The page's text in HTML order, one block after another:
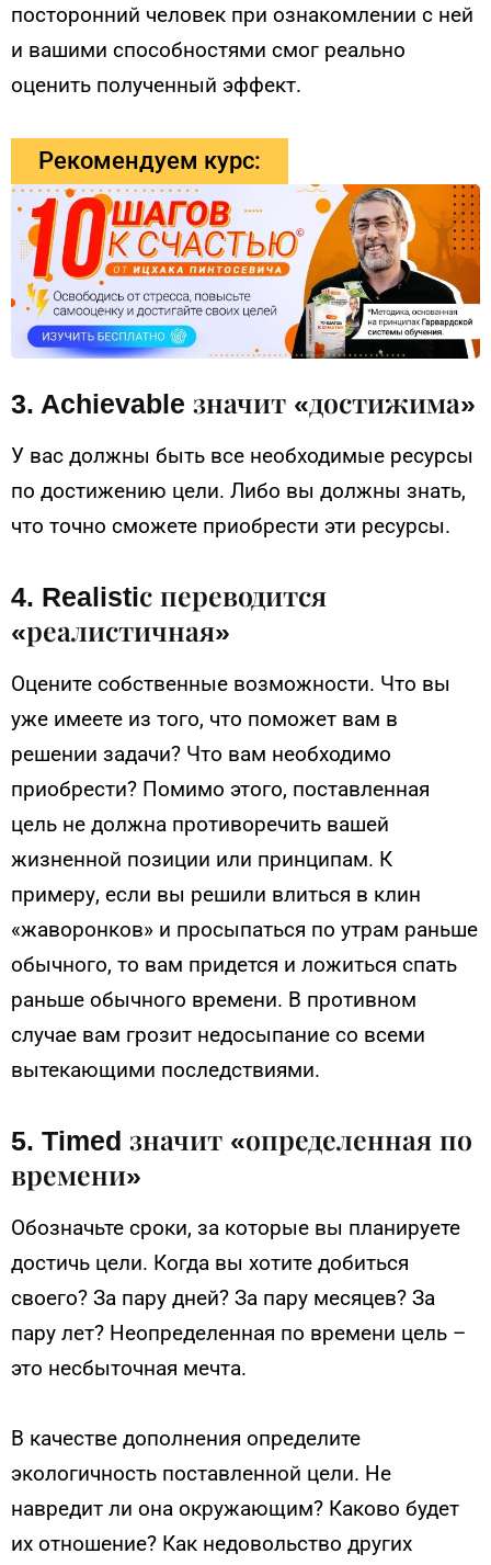
посторонний человек при ознакомлении с ней
и вашими способностями смог реально
оценить полученный эффект.
Рекомендуем курс:
3. Achievable значит «достижима»
У вас должны быть все необходимые ресурсы
по достижению цели. Либо вы должны знать,
что точно сможете приобрести эти ресурсы.
4. Realistiс переводится
«реалистичная»
Оцените собственные возможности. Что вы
уже имеете из того, что поможет вам в
решении задачи? Что вам необходимо
приобрести? Помимо этого, поставленная
цель не должна противоречить вашей
жизненной позиции или принципам. К
примеру, если вы решили влиться в клин
«жаворонков» и просыпаться по утрам раньше
обычного, то вам придется и ложиться спать
раньше обычного времени. В противном
случае вам грозит недосыпание со всеми
вытекающими последствиями.
5. Timed значит «определенная по
времени»
Обозначьте сроки, за которые вы планируете
достичь цели. Когда вы хотите добиться
своего? За пару дней? За пару месяцев? За
пару лет? Неопределенная по времени цель –
это несбыточная мечта.
В качестве дополнения определите
экологичность поставленной цели. Не
навредит ли она окружающим? Каково будет
их отношение? Как недовольство других